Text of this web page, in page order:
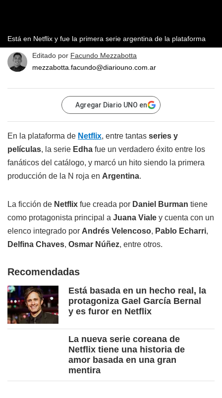
Está en Netflix y fue la primera serie argentina de la plataforma
Editado por Facundo Mezzabotta
mezzabotta.facundo@diariouno.com.ar
Agregar Diario UNO en
En la plataforma de Netflix, entre tantas series y
películas, la serie Edha fue un verdadero éxito entre los
fanáticos del catálogo, y marcó un hito siendo la primera
producción de la N roja en Argentina.
La ficción de Netflix fue creada por Daniel Burman tiene
como protagonista principal a Juana Viale y cuenta con un
elenco integrado por Andrés Velencoso, Pablo Echarri,
Delfina Chaves, Osmar Núñez, entre otros.
Recomendadas
Está basada en un hecho real, la
protagoniza Gael García Bernal
y es furor en Netflix
La nueva serie coreana de
Netflix tiene una historia de
amor basada en una gran
mentira